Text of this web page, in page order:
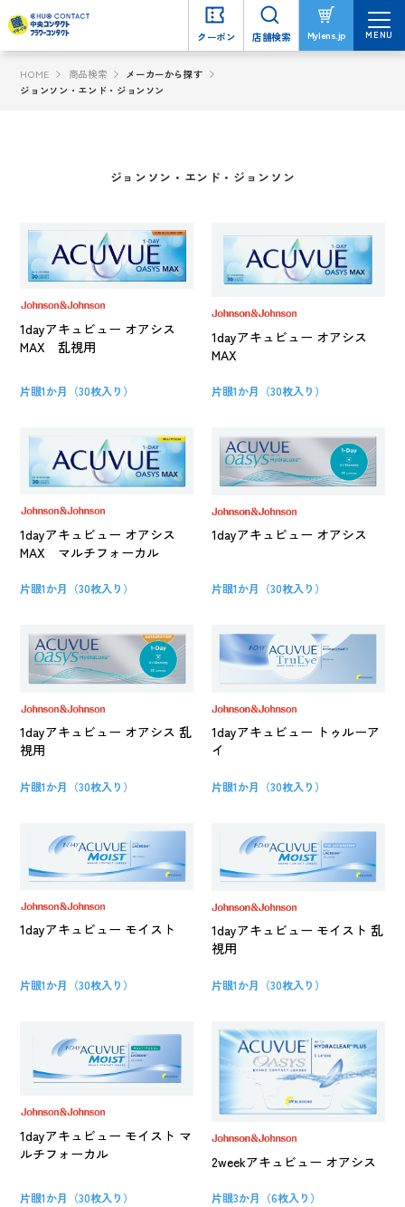
クーポン 店舗検索 Mylens.jp MENU
HOME 商品検索
メーカーから探す
ジョンソン・エンド・ジョンソン
ジョンソン・エンド・ジョンソン
1dayアキュビュー オアシス
MAX 乱視用
片眼1か月（30枚入り）
1dayアキュビュー オアシス
MAX
片眼1か月（30枚入り）
1dayアキュビュー オアシス
MAX マルチフォーカル
片眼1か月（30枚入り）
1dayアキュビュー オアシス
片眼1か月（30枚入り）
1dayアキュビュー オアシス 乱
視用
片眼1か月（30枚入り）
1dayアキュビュー トゥルーア
イ
片眼1か月（30枚入り）
1dayアキュビュー モイスト
片眼1か月（30枚入り）
1dayアキュビュー モイスト 乱
視用
片眼1か月（30枚入り）
1dayアキュビュー モイスト マ
ルチフォーカル
片眼1か月（30枚入り）
2weekアキュビュー オアシス
片眼3か月（6枚入り）
クーポン 店舗検索 Mylens.jp MENU